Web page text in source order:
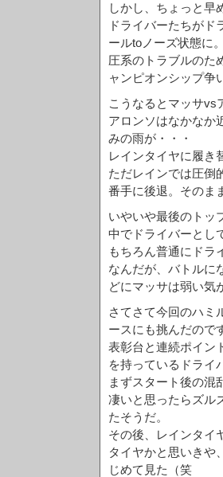
しかし、ちょっと早
ドライバーたちが
ールtoノーズ状態に
圧系のトラブルのた
ャンピオンシップ争
こうなるとマッサvs
アロンソはなかなか
みの雨が・・・
レインタイヤに履き
ただレインでは圧倒
番手に後退。そのま
いやいや最後のトッ
中でドライバーとし
もちろん普通にドラ
なんだが、バトルに
どにマッサは弱い気
さてさて今回のハミ
ースにも挑んだので
表彰台と連続ポイン
を持っているドライ
まずスタート後の混
凄いと思ったらズル
たそうだ。
その後、レインタイ
タイヤかと思いきや
じめて見た（笑